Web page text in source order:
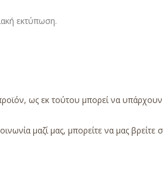
εκτύπωση.
ως εκ τούτου μπορεί να
μαζί μας, μπορείτε να μας βρείτε